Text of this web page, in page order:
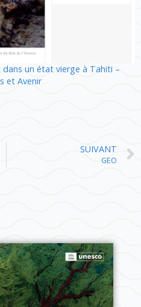
un état vierge à Tahiti –
et Avenir
SUIVANT
GEO